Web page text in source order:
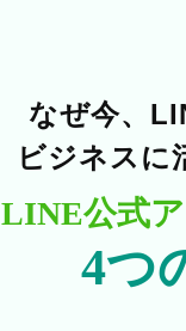
なぜ今、
ビジネスに
LINE公式
4つ